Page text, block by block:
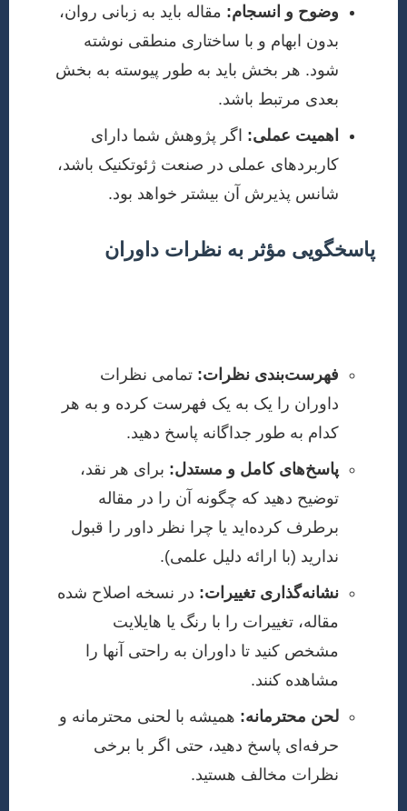
وضوح و انسجام: مقاله باید به زبانی روان،
بدون ابهام و با ساختاری منطقی نوشته
شود. هر بخش باید به طور پیوسته به بخش
بعدی مرتبط باشد.
اهمیت عملی: اگر پژوهش شما دارای
کاربردهای عملی در صنعت ژئوتکنیک باشد،
شانس پذیرش آن بیشتر خواهد بود.
پاسخگویی مؤثر به نظرات داوران
فهرست‌بندی نظرات: تمامی نظرات
داوران را یک به یک فهرست کرده و به هر
کدام به طور جداگانه پاسخ دهید.
پاسخ‌های کامل و مستدل: برای هر نقد،
توضیح دهید که چگونه آن را در مقاله
برطرف کرده‌اید یا چرا نظر داور را قبول
ندارید (با ارائه دلیل علمی).
نشانه‌گذاری تغییرات: در نسخه اصلاح شده
مقاله، تغییرات را با رنگ یا هایلایت
مشخص کنید تا داوران به راحتی آنها را
مشاهده کنند.
لحن محترمانه: همیشه با لحنی محترمانه و
حرفه‌ای پاسخ دهید، حتی اگر با برخی
نظرات مخالف هستید.